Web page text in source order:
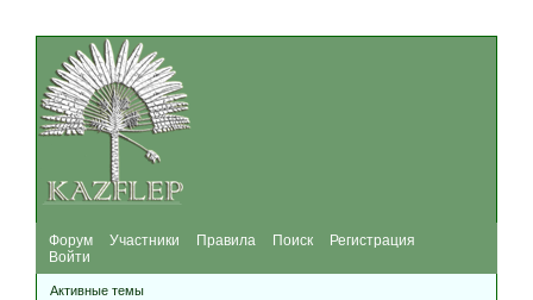
Форум Участники Правила Поиск
Регистрация
Войти
Активные темы